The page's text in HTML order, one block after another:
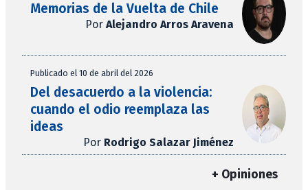
Memorias de la Vuelta de Chile
Por Alejandro Arros Aravena
Publicado el 10 de abril del 2026
Del desacuerdo a la violencia:
cuando el odio reemplaza las
ideas
Por Rodrigo Salazar Jiménez
+ Opiniones